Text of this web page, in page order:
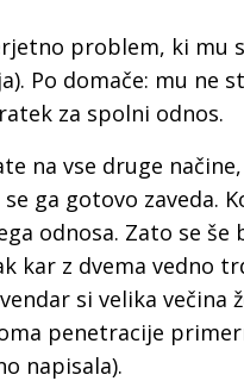
problem, ki mu
Po domače: mu ne
za spolni odnos.
na vse druge
ga gotovo zaveda.
odnosa. Zato se
kar z dvema vedno
si velika večina
penetracije
napisala).